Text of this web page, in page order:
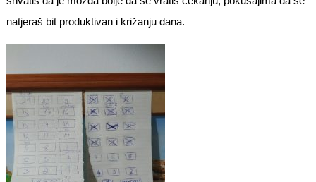
natjeraš bit produktivan i križanju dana.